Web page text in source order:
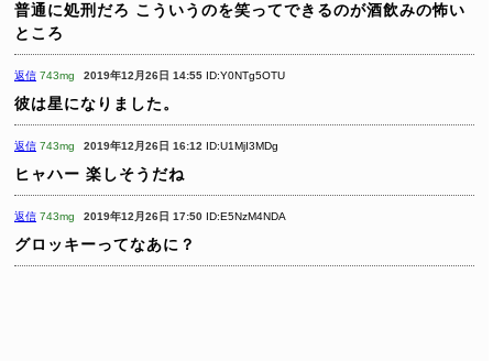
普通に処刑だろ こういうのを笑ってできるのが酒飲みの怖い
ところ
返信 743mg 2019年12月26日 14:55 ID:Y0NTg5OTU
彼は星になりました。
返信 743mg 2019年12月26日 16:12 ID:U1MjI3MDg
ヒャハー 楽しそうだね
返信 743mg 2019年12月26日 17:50 ID:E5NzM4NDA
グロッキーってなあに？